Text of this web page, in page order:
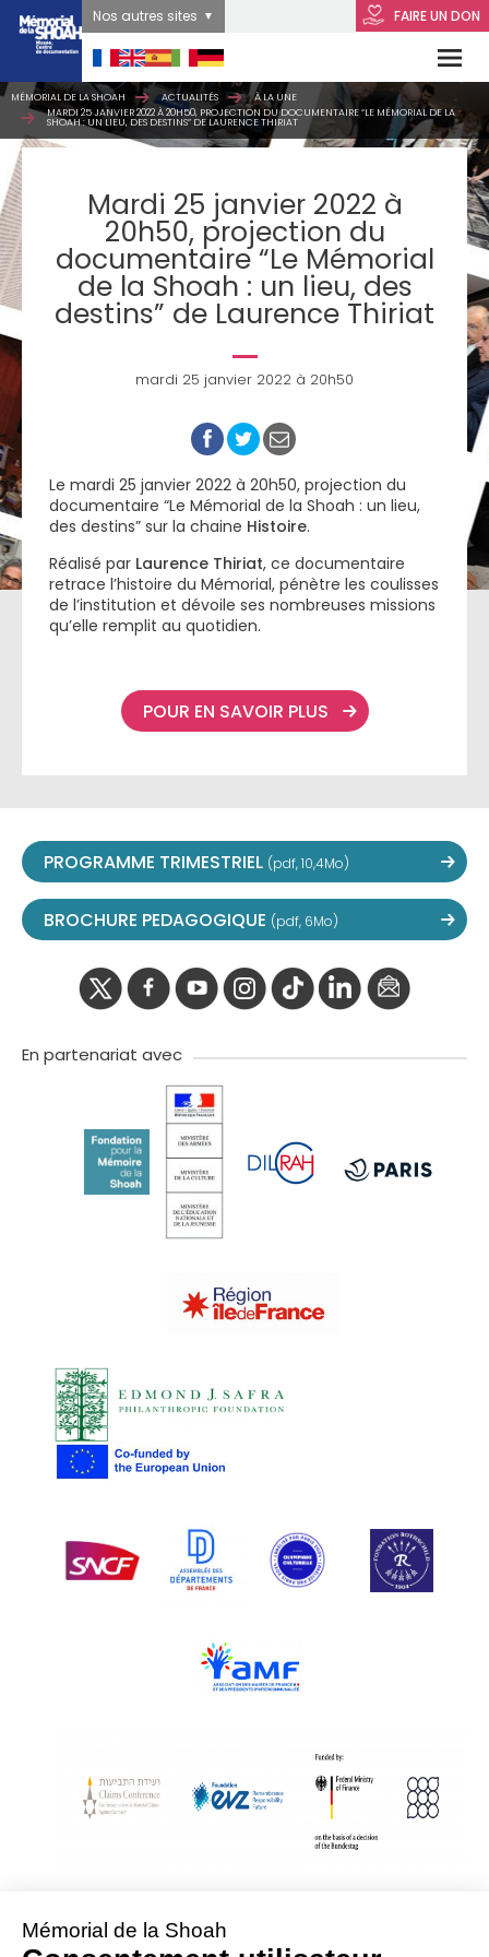
FAIRE UN DON
Nos autres sites
MÉMORIAL DE LA SHOAH ACTUALITÉS
À LA UNE
MARDI 25 JANVIER 2022 À 20H50, PROJECTION DU DOCUMENTAIRE “LE MÉMORIAL DE LA
SHOAH : UN LIEU, DES DESTINS” DE LAURENCE THIRIAT
Mardi 25 janvier 2022 à
20h50, projection du
documentaire “Le Mémorial
de la Shoah : un lieu, des
destins” de Laurence Thiriat
mardi 25 janvier 2022 à 20h50
Le mardi 25 janvier 2022 à 20h50, projection du
documentaire “Le Mémorial de la Shoah : un lieu,
des destins” sur la chaine Histoire.
Réalisé par Laurence Thiriat, ce documentaire
retrace l’histoire du Mémorial, pénètre les coulisses
de l’institution et dévoile ses nombreuses missions
qu’elle remplit au quotidien.
POUR EN SAVOIR PLUS
PROGRAMME TRIMESTRIEL (pdf, 10,4Mo)
BROCHURE PEDAGOGIQUE (pdf, 6Mo)
En partenariat avec
With Assistance from the Conference on Jewish Material Claims Against
Sponsored by the Foundation « Remembrance, Responsibility and Future »